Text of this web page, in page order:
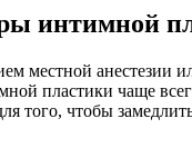
интимной
местной анестезии
пластики чаще
того, чтобы